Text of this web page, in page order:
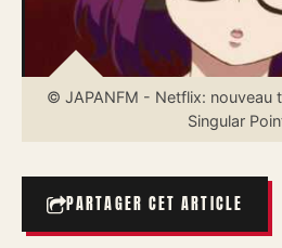
© JAPANFM - Netflix: nouveau
Singular
PARTAGER CET ARTICLE